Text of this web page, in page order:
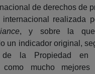
de derechos de
internacional realizada
, y sobre la
un indicador original,
de la Propiedad en
como mucho